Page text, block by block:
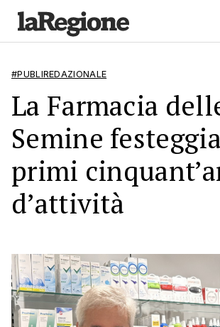
#PUBLIREDAZIONALE
La Farmacia
Semine
primi
d’attività